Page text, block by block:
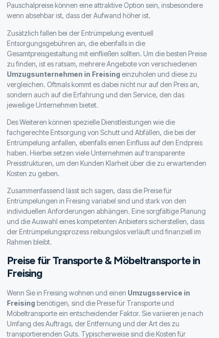
Pauschalpreise können eine attraktive Option sein, insbesondere
wenn absehbar ist, dass der Aufwand höher ist.
Zusätzlich fallen bei der Entrümpelung eventuell
Entsorgungsgebühren an, die ebenfalls in die
Gesamtpreisgestaltung mit einfließen sollten. Um die besten Preise
zu finden, ist es ratsam, mehrere Angebote von verschiedenen
Umzugsunternehmen in Freising einzuholen und diese zu
vergleichen. Oftmals kommt es dabei nicht nur auf den Preis an,
sondern auch auf die Erfahrung und den Service, den das
jeweilige Unternehmen bietet.
Des Weiteren können spezielle Dienstleistungen wie die
fachgerechte Entsorgung von Schutt und Abfällen, die bei der
Entrümpelung anfallen, ebenfalls einen Einfluss auf den Endpreis
haben. Hierbei setzen viele Unternehmen auf transparente
Preisstrukturen, um den Kunden Klarheit über die zu erwartenden
Kosten zu geben.
Zusammenfassend lässt sich sagen, dass die Preise für
Entrümpelungen in Freising variabel sind und stark von den
individuellen Anforderungen abhängen. Eine sorgfältige Planung
und die Auswahl eines kompetenten Anbieters sicherstellen, dass
der Entrümpelungsprozess reibungslos verläuft und finanziell im
Rahmen bleibt.
Preise für Transporte & Möbeltransporte in
Freising
Wenn Sie in Freising wohnen und einen Umzugsservice in
Freising benötigen, sind die Preise für Transporte und
Möbeltransporte ein entscheidender Faktor. Sie variieren je nach
Umfang des Auftrags, der Entfernung und der Art des zu
transportierenden Guts. Typischerweise sind die Kosten für